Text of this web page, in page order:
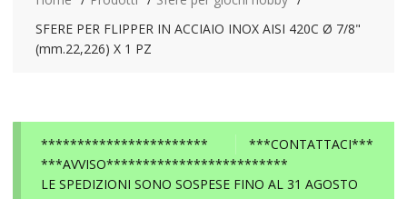
SFERE PER FLIPPER IN ACCIAIO INOX AISI 420C Ø 7/8"
(mm.22,226) X 1 PZ
***CONTATTACI***
***********************
***AVVISO*************************
LE SPEDIZIONI SONO SOSPESE FINO AL 31 AGOSTO